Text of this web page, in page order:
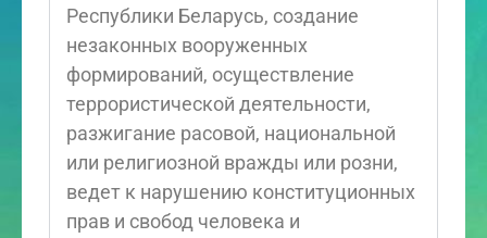
Республики Беларусь, создание
незаконных вооруженных
формирований, осуществление
террористической деятельности,
разжигание расовой, национальной
или религиозной вражды или розни,
ведет к нарушению конституционных
прав и свобод человека и